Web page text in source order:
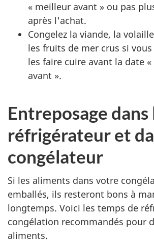
« meilleur avant » ou pas
après l'achat.
Congelez la viande, la
les fruits de mer crus si vous
les faire cuire avant la date
avant ».
Entreposage dans
réfrigérateur et
congélateur
Si les aliments dans votre
emballés, ils resteront bons à
longtemps. Voici les temps de
congélation recommandés pour
aliments.